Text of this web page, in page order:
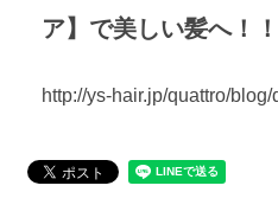
ア】で美しい髪へ！！
http://ys-hair.jp/quattro/